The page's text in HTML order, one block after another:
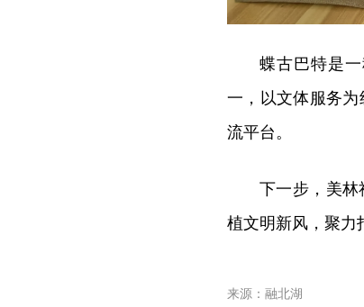
蝶古巴特是
一，以文体服务
流平台。
下一步，美林
植文明新风，聚力
来源：融北湖